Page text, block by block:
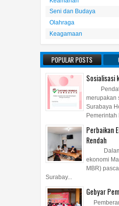
Seni dan Budaya
Olahraga
Keagamaan
POPULAR POSTS
Sosialisasi
merupakan
Surabaya
Pemerintah
Perbaikan
Rendah
Dalam
ekonomi
MBR)
Surabay...
Gebyar